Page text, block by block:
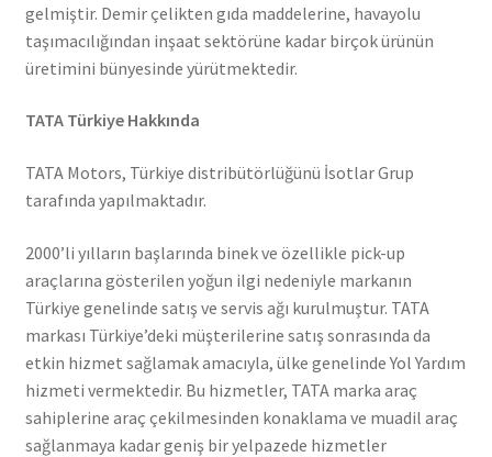
gelmiştir. Demir çelikten gıda maddelerine, havayolu
taşımacılığından inşaat sektörüne kadar birçok ürünün
üretimini bünyesinde yürütmektedir.
TATA Türkiye Hakkında
TATA Motors, Türkiye distribütörlüğünü İsotlar Grup
tarafında yapılmaktadır.
2000’li yılların başlarında binek ve özellikle pick-up
araçlarına gösterilen yoğun ilgi nedeniyle markanın
Türkiye genelinde satış ve servis ağı kurulmuştur. TATA
markası Türkiye’deki müşterilerine satış sonrasında da
etkin hizmet sağlamak amacıyla, ülke genelinde Yol Yardım
hizmeti vermektedir. Bu hizmetler, TATA marka araç
sahiplerine araç çekilmesinden konaklama ve muadil araç
sağlanmaya kadar geniş bir yelpazede hizmetler